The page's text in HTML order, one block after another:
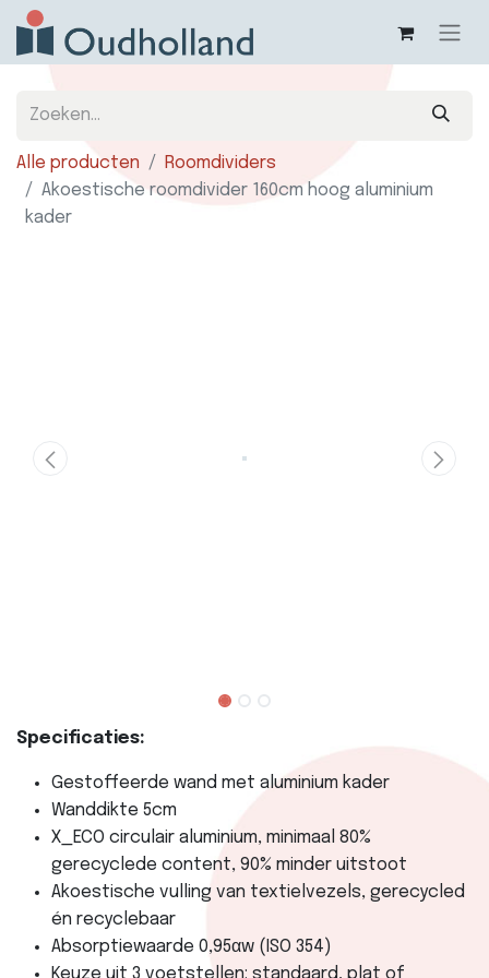
Alle producten
Roomdividers
Akoestische roomdivider 160cm hoog aluminium
kader
Specificaties:
Gestoffeerde wand met aluminium kader
Wanddikte 5cm
X_ECO circulair aluminium, minimaal 80%
gerecyclede content, 90% minder uitstoot
Akoestische vulling van textielvezels, gerecycled
én recyclebaar
Absorptiewaarde 0,95αw (ISO 354)